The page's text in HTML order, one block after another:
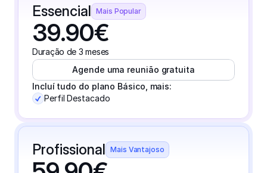
Essencial Mais Popular
39.90€
Duração de 3 meses
Agende uma reunião gratuita
Incluí tudo do plano Básico, mais:
Perfil Destacado
Profissional Mais Vantajoso